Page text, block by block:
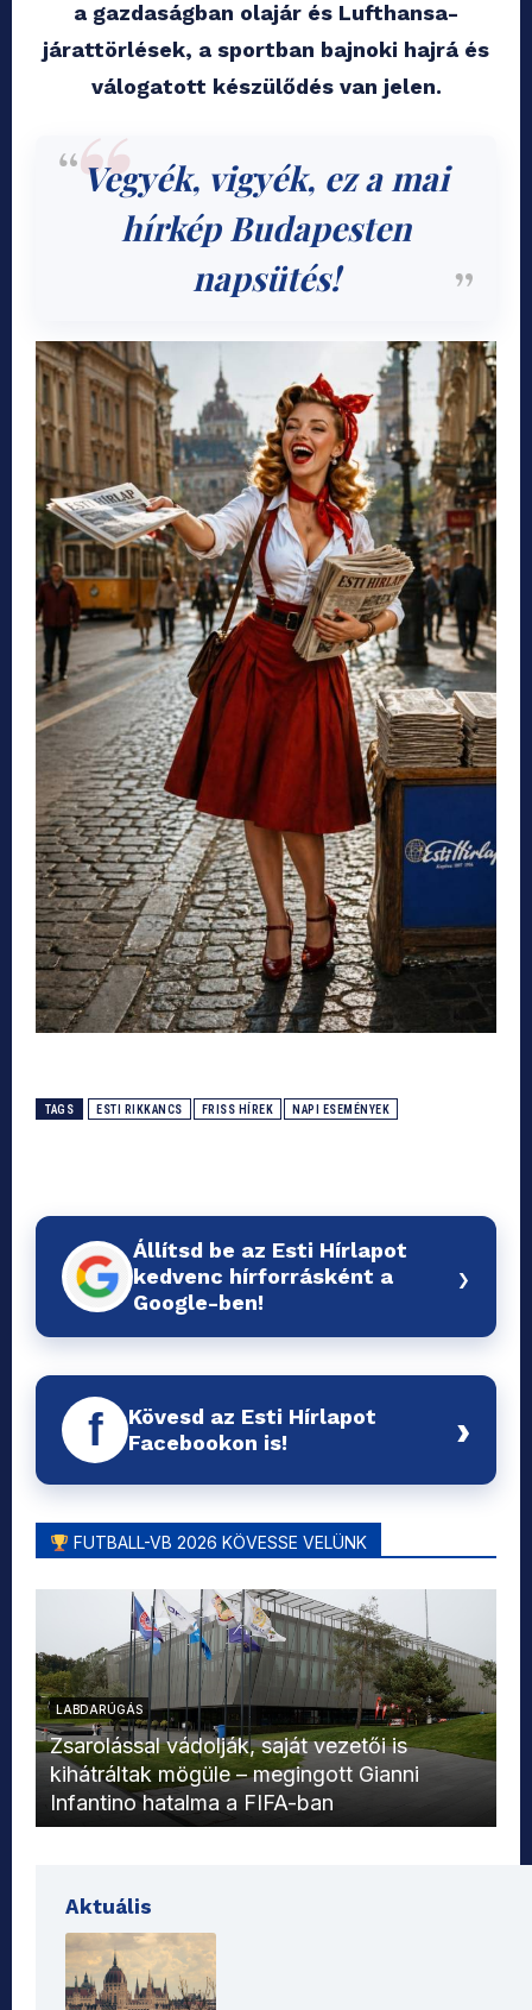
a gazdaságban olajár és Lufthansa-
járattörlések, a sportban bajnoki hajrá és
válogatott készülődés van jelen.
Vegyék, vigyék, ez a mai
hírkép Budapesten
napsütés!
TAGS ESTI RIKKANCS FRISS HÍREK NAPI ESEMÉNYEK
Állítsd be az Esti Hírlapot
kedvenc hírforrásként a
Google-ben!
›
f
Kövesd az Esti Hírlapot
Facebookon is!
›
FUTBALL-VB 2026 KÖVESSE VELÜNK
LABDARÚGÁS
Zsarolással vádolják, saját vezetői is
kihátráltak mögüle – megingott Gianni
Infantino hatalma a FIFA-ban
Aktuális